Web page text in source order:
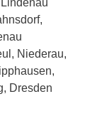
Niederau,
Dresden